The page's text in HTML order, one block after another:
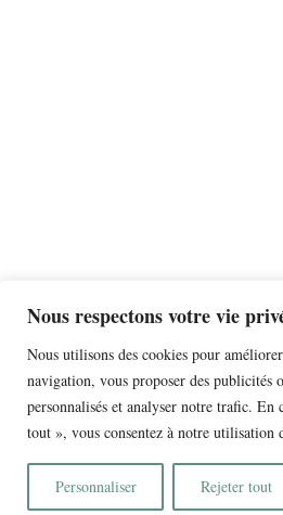
Nous respectons votre vie
Nous utilisons des cookies pour
navigation, vous proposer des publicités
personnalisés et analyser notre trafic.
tout », vous consentez à notre utilisation
Personnaliser Rejeter tout